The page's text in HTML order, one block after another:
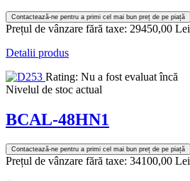
Contactează-ne pentru a primi cel mai bun preț de pe piață
Prețul de vânzare fără taxe: 29450,00 Lei
Detalii produs
Rating: Nu a fost evaluat încă
Nivelul de stoc actual
BCAL-48HN1
Contactează-ne pentru a primi cel mai bun preț de pe piață
Prețul de vânzare fără taxe: 34100,00 Lei